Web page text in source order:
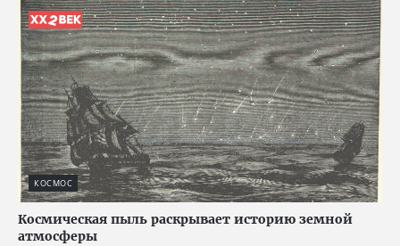
КОСМОС
Космическая пыль раскрывает историю земной
атмосферы